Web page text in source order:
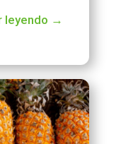
leyendo →